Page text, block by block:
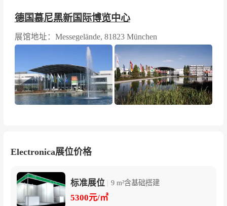
德国慕尼黑新国际博览中心
展馆地址：Messegelände, 81823 München
Electronica展位价格
标准展位 | 9 m²含基础搭建
5300元/㎡